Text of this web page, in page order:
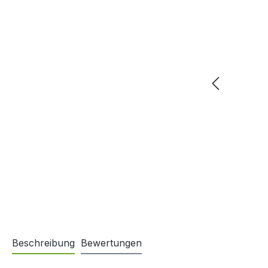
Beschreibung Bewertungen